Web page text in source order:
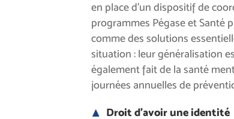
en place d’un dispositif de
programmes Pégase et Santé
comme des solutions
situation : leur généralisation
également fait de la santé
journées annuelles de
Droit d’avoir une identité